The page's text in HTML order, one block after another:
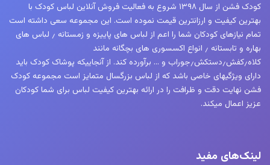
کودک فشن از سال ۱۳۹۸ شروع به فعالیت فروش آنلاین لباس کودک با
بهترین کیفیت و ارزانترین قیمت نموده است. این مجموعه سعی داشته است
تمام نیازهای کودکان شما را اعم از لباس های پاییزه و زمستانه ٫ لباس های
بهاره و تابستانه ٫ انواع اکسسوری های بچگانه مانند
کلاه٫کفش٫دستکش٫جوراب و … برآورده کند. از آنجاییکه پوشاک کودک باید
دارای ویژگیهای خاصی باشد که از لباس بزرگسال متمایز است مجموعه کودک
فشن نهایت دقت و ظرافت را در ارائه بهترین کیفیت لباس برای شما کودکان
عزیز اعمال میکند.
لینک‌های مفید